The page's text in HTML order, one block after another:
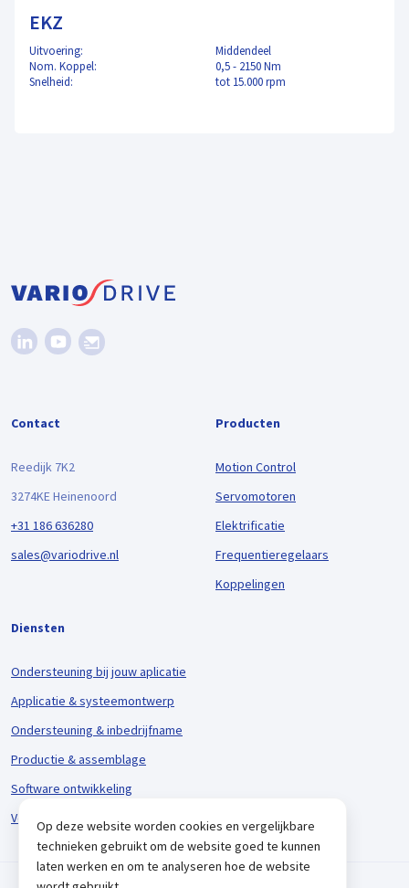
EKZ
Uitvoering:
Middendeel
Nom. Koppel:
0,5 - 2150 Nm
Snelheid:
tot 15.000 rpm
Contact
Reedijk 7K2
3274KE Heinenoord
+31 186 636280
sales@variodrive.nl
Producten
Motion Control
Servomotoren
Elektrificatie
Frequentieregelaars
Koppelingen
Diensten
Ondersteuning bij jouw aplicatie
Applicatie & systeemontwerp
Ondersteuning & inbedrijfname
Productie & assemblage
Software ontwikkeling
Voorraadbeheer & logistiek
Op deze website worden cookies en vergelijkbare
technieken gebruikt om de website goed te kunnen
laten werken en om te analyseren hoe de website